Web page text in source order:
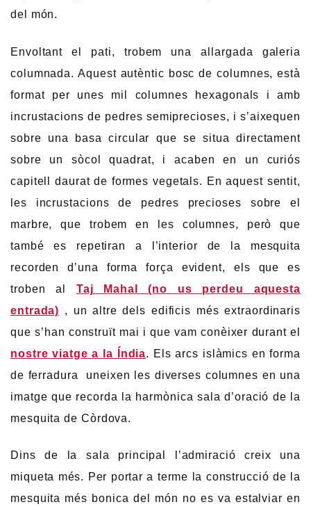
del món.
Envoltant el pati, trobem una allargada galeria
columnada. Aquest autèntic bosc de columnes, està
format per unes mil columnes hexagonals i amb
incrustacions de pedres semiprecioses, i s’aixequen
sobre una basa circular que se situa directament
sobre un sòcol quadrat, i acaben en un curiós
capitell daurat de formes vegetals. En aquest sentit,
les incrustacions de pedres precioses sobre el
marbre, que trobem en les columnes, però que
també es repetiran a l’interior de la mesquita
recorden d’una forma força evident, els que es
troben al Taj Mahal (no us perdeu aquesta
entrada) , un altre dels edificis més extraordinaris
que s’han construït mai i que vam conèixer durant el
nostre viatge a la Índia. Els arcs islàmics en forma
de ferradura uneixen les diverses columnes en una
imatge que recorda la harmònica sala d’oració de la
mesquita de Còrdova.
Dins de la sala principal l’admiració creix una
miqueta més. Per portar a terme la construcció de la
mesquita més bonica del món no es va estalviar en